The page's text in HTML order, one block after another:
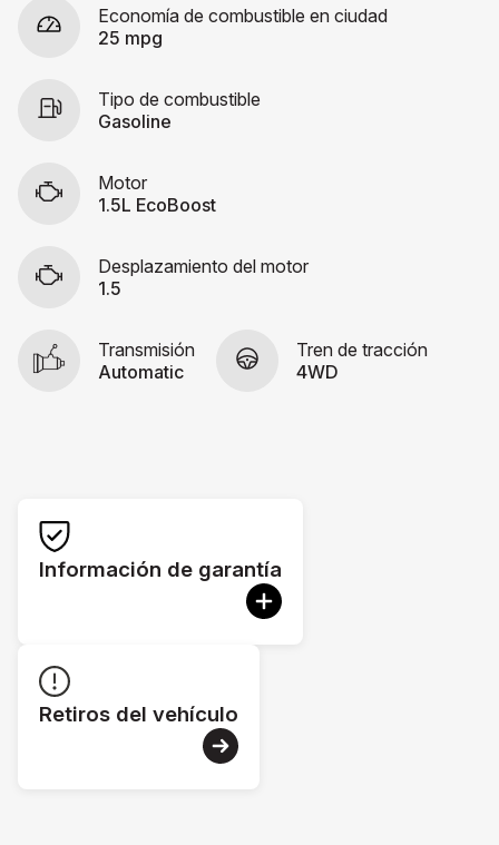
Economía de combustible en ciudad
25 mpg
Tipo de combustible
Gasoline
Motor
1.5L EcoBoost
Desplazamiento del motor
1.5
Transmisión
Automatic
Tren de tracción
4WD
Información de garantía
Retiros del vehículo